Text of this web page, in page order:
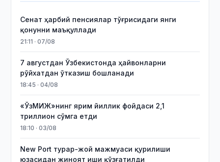
Сенат ҳарбий пенсиялар тўғрисидаги янги
қонунни маъқуллади
21:11 · 07/08
7 августдан Ўзбекистонда ҳайвонларни
рўйхатдан ўтказиш бошланади
18:45 · 04/08
«ЎзМИЖ»нинг ярим йиллик фойдаси 2,1
триллион сўмга етди
18:10 · 03/08
New Port турар-жой мажмуаси қурилиши
юзасидан жиноят иши қўзғатилди